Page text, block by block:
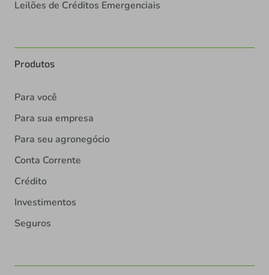
Leilões de Créditos Emergenciais
Produtos
Para você
Para sua empresa
Para seu agronegócio
Conta Corrente
Crédito
Investimentos
Seguros